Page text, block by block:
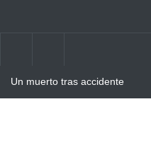
Un muerto tras accidente
Verón-Punta Cana